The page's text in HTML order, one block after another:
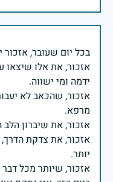
אזכור, את אלו שיצאו
אזכור, שהכאב לא
אזכור, את צדקת